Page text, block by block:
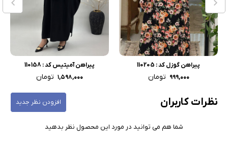
پیراهن گوزل کد : 110205
۹۹۹,۰۰۰ تومان
پیراهن آمیتیس کد : 110158
۱,۵۹۸,۰۰۰ تومان
نظرات کاربران افزودن نظر جدید
شما هم می توانید در مورد این محصول نظر بدهید